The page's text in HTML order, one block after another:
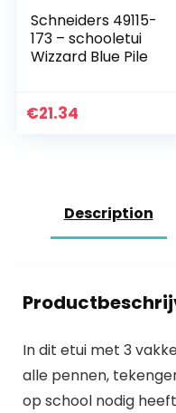
Schneiders 49115-
173 – schooletui
Wizzard Blue Pile
€21.34
Description
In dit etui met 3
alle pennen,
op school nodig